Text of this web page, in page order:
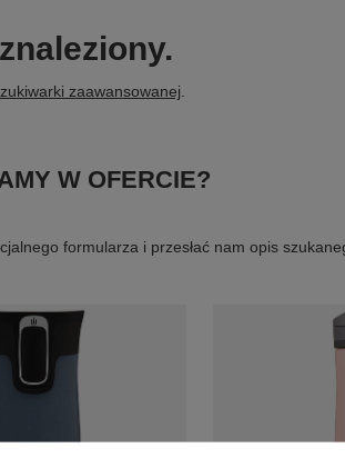
zaawansowanej
W OFERCIE?
formularza i przesłać nam opis